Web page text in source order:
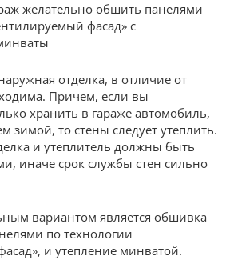
желательно обшить панелями
фасад» с
отделка, в отличие от
Причем, если вы
хранить в гараже автомобиль,
зимой, то стены следует утеплить.
и утеплитель должны быть
иначе срок службы стен сильно
вариантом является обшивка
по технологии
и утепление минватой.